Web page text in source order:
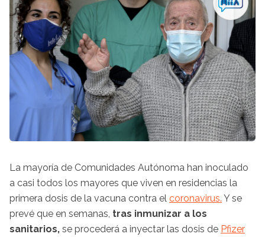
La mayoría de Comunidades Autónoma han inoculado
a casi todos los mayores que viven en residencias la
primera dosis de la vacuna contra el coronavirus. Y se
prevé que en semanas, tras inmunizar a los
sanitarios, se procederá a inyectar las dosis de Pfizer